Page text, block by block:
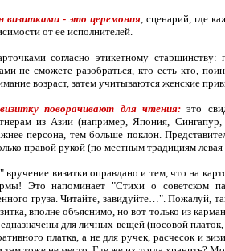
визитками - это церемония, сценарий, где
от ее исполнителей.
согласно этикетному
не сможете разобраться, кто есть кто,
возраст, затем учитываются женские
поворачивают для чтения:это
из Азии (например, Япония,
персона, тем больше поклон.
правой рукой (по местным традициям левая
визитки оправдано и тем, что на
Это напоминает "Стихи о советском
груза. Читайте, завидуйте…". Пожалуй,
вполне объяснимо, но вот только из
для личных вещей (носовой
платка, а не для ручек, расчесок и